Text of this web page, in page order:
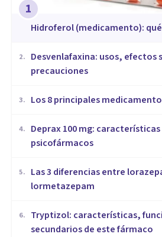
1
Hidroferol (medicamento):
2.
Desvenlafaxina: usos, efectos
precauciones
3. Los 8 principales
4.
Deprax 100 mg:
psicofármacos
5.
Las 3 diferencias entre
lormetazepam
6.
Tryptizol: características,
secundarios de este fármaco